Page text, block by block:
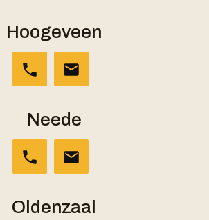
Hoogeveen
Neede
Oldenzaal